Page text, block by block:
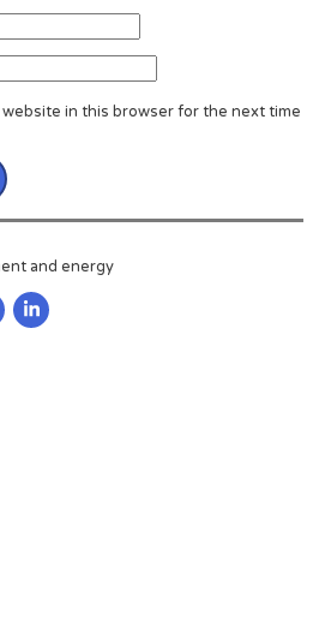
website in this browser for the next time
and energy